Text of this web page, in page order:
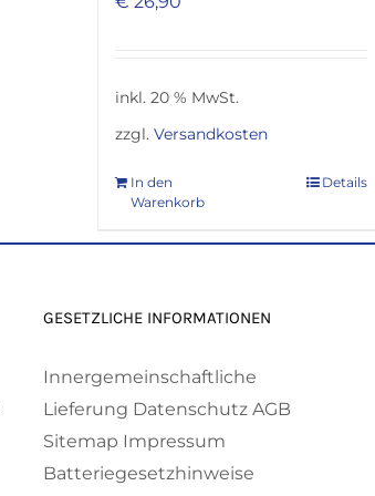
inkl. 20 % MwSt.
zzgl.Versandkosten
In den
Warenkorb
Details
GESETZLICHE INFORMATIONEN
Innergemeinschaftliche
Lieferung Datenschutz AGB
Sitemap Impressum
Batteriegesetzhinweise